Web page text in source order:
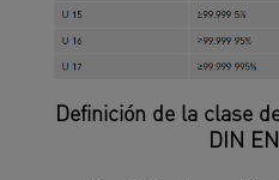
Definición de la clase
DIN